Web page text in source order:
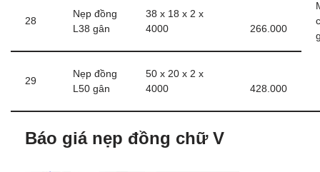
28
Nẹp đồng
L38 gân
38 x 18 x 2 x
4000
266.000
29
Nẹp đồng
L50 gân
50 x 20 x 2 x
4000
428.000
Báo giá nẹp đồng chữ V